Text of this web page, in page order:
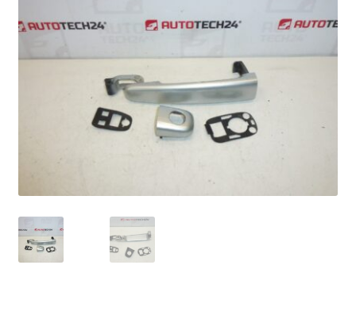
Maailmanlaajuinen toimitus
Tarkista